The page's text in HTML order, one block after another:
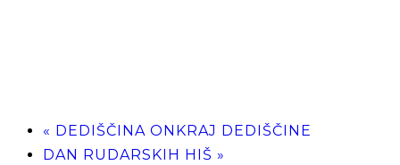
« DEDIŠČINA ONKRAJ DEDIŠČINE
DAN RUDARSKIH HIŠ »